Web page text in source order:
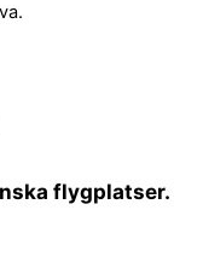
flygplatser.